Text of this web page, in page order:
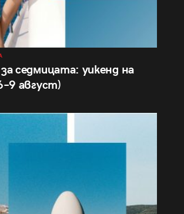
седмицата: уикенд на
август)